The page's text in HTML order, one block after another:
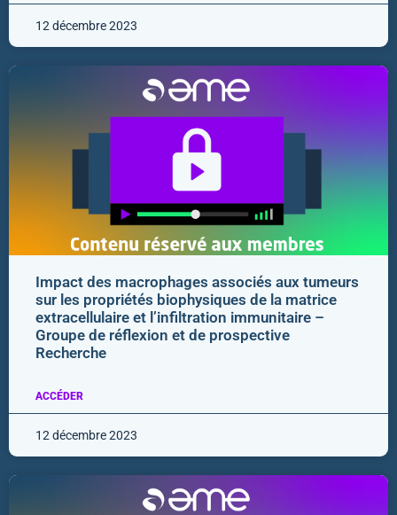
12 décembre 2023
Impact des macrophages associés aux tumeurs
sur les propriétés biophysiques de la matrice
extracellulaire et l’infiltration immunitaire –
Groupe de réflexion et de prospective
Recherche
ACCÉDER
12 décembre 2023